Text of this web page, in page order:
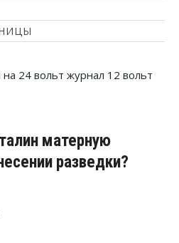
на 24 вольт журнал 12 вольт
матерную
разведки?